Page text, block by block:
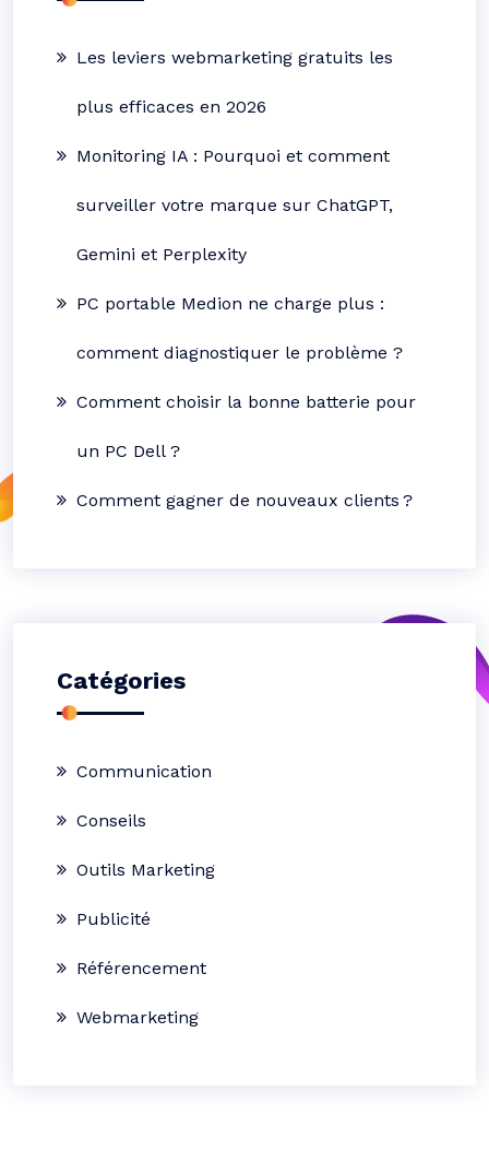
Les leviers webmarketing gratuits les
plus efficaces en 2026
Monitoring IA : Pourquoi et comment
surveiller votre marque sur ChatGPT,
Gemini et Perplexity
PC portable Medion ne charge plus :
comment diagnostiquer le problème ?
Comment choisir la bonne batterie pour
un PC Dell ?
Comment gagner de nouveaux clients ?
Catégories
Communication
Conseils
Outils Marketing
Publicité
Référencement
Webmarketing